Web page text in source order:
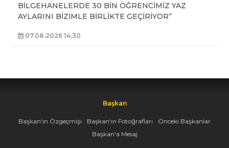
BİLGEHANELERDE 30 BİN ÖĞRENCİMİZ YAZ
AYLARINI BİZİMLE BİRLİKTE GEÇİRİYOR”
07.08.2026 14:30
Başkan
Başkan'ın Özgeçmişi Başkan'ın Fotoğrafları
Önceki Başkanlar
Başkan'a Mesaj